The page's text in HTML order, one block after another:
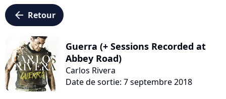
arrow_left Retour
Guerra (+ Sessions Recorded at
Abbey Road)
Carlos Rivera
Date de sortie: 7 septembre 2018